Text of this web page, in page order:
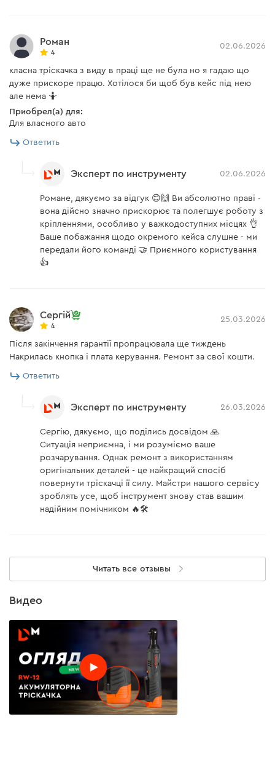
Комфортная транспортировка инструмента
за счет кнопки-крепежа
Аккумулятор
аккумуляторной линейки Dnipro-M 12 V с
позволяет использовать один аккумулятор с
разными видами инструментов данной линейки.
Роман
4
02.06.2026
класна тріскачка з виду в праці ще не була но я гадаю що
дуже прискоре працю. Хотілося би щоб був кейс під нею
але нема 🤷
Приобрел(а) для:
Для власного авто
Ответить
Эксперт по инструменту 02.06.2026
Романе, дякуємо за відгук 😊🙌 Ви абсолютно праві -
вона дійсно значно прискорює та полегшує роботу з
кріпленнями, особливо у важкодоступних місцях 👌
Ваше побажання щодо окремого кейса слушне - ми
передали його команді 🤝 Приємного користування
👍
Сергій
4
25.03.2026
Після закінчення гарантії пропрацювала ще тиждень
Накрилась кнопка і плата керування. Ремонт за свої кошти.
Ответить
Эксперт по инструменту 26.03.2026
Сергію, дякуємо, що поділись досвідом 🙏
Ситуація неприємна, і ми розуміємо ваше
розчарування. Однак ремонт з використанням
оригінальних деталей - це найкращий спосіб
повернути тріскачці її силу. Майстри нашого сервісу
зроблять усе, щоб інструмент знову став вашим
надійним помічником 🔥🛠
Читать все отзывы
Видео